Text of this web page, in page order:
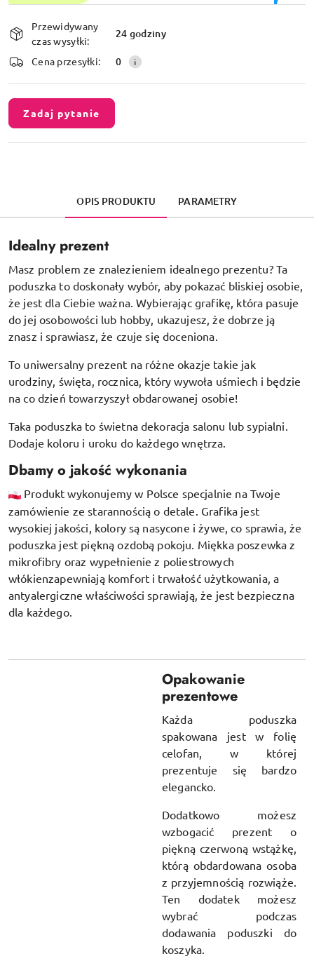
Dostępność
i
dostawa
Przewidywany
czas wysyłki:
24 godziny
Cena przesyłki: 0
Zadaj pytanie
OPIS PRODUKTU PARAMETRY
Idealny prezent
Masz problem ze znalezieniem idealnego prezentu? Ta
poduszka to doskonały wybór, aby pokazać bliskiej osobie,
że jest dla Ciebie ważna. Wybierając grafikę, która pasuje
do jej osobowości lub hobby, ukazujesz, że dobrze ją
znasz i sprawiasz, że czuje się doceniona.
To uniwersalny prezent na różne okazje takie jak
urodziny, święta, rocznica, który wywoła uśmiech i będzie
na co dzień towarzyszył obdarowanej osobie!
Taka poduszka to świetna dekoracja salonu lub sypialni.
Dodaje koloru i uroku do każdego wnętrza.
Dbamy o jakość wykonania
Produkt wykonujemy w Polsce specjalnie na Twoje
zamówienie ze starannością o detale. Grafika jest
wysokiej jakości, kolory są nasycone i żywe, co sprawia, że
poduszka jest piękną ozdobą pokoju. Miękka poszewka z
mikrofibry oraz wypełnienie z poliestrowych
włókienzapewniają komfort i trwałość użytkowania, a
antyalergiczne właściwości sprawiają, że jest bezpieczna
dla każdego.
Opakowanie
prezentowe
Każda poduszka
spakowana jest w folię
celofan, w której
prezentuje się bardzo
elegancko.
Dodatkowo możesz
wzbogacić prezent o
piękną czerwoną wstążkę,
którą obdardowana osoba
z przyjemnością rozwiąże.
Ten dodatek możesz
wybrać podczas
dodawania poduszki do
koszyka.